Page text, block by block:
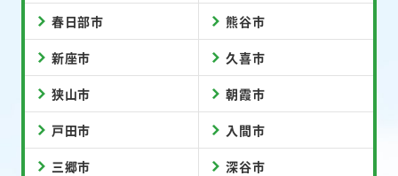
春日部市 熊谷市
新座市 久喜市
狭山市 朝霞市
戸田市 入間市
三郷市 深谷市